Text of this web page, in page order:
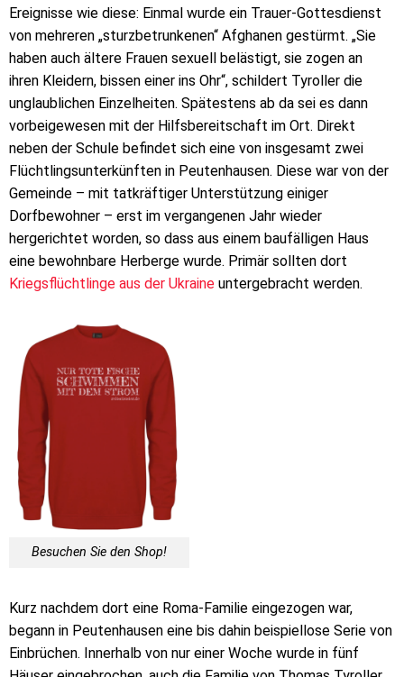
Ereignisse wie diese: Einmal wurde ein Trauer-Gottesdienst
von mehreren „sturzbetrunkenen“ Afghanen gestürmt. „Sie
haben auch ältere Frauen sexuell belästigt, sie zogen an
ihren Kleidern, bissen einer ins Ohr“, schildert Tyroller die
unglaublichen Einzelheiten. Spätestens ab da sei es dann
vorbeigewesen mit der Hilfsbereitschaft im Ort. Direkt
neben der Schule befindet sich eine von insgesamt zwei
Flüchtlingsunterkünften in Peutenhausen. Diese war von der
Gemeinde – mit tatkräftiger Unterstützung einiger
Dorfbewohner – erst im vergangenen Jahr wieder
hergerichtet worden, so dass aus einem baufälligen Haus
eine bewohnbare Herberge wurde. Primär sollten dort
Kriegsflüchtlinge aus der Ukraine untergebracht werden.
Besuchen Sie den Shop!
Kurz nachdem dort eine Roma-Familie eingezogen war,
begann in Peutenhausen eine bis dahin beispiellose Serie von
Einbrüchen. Innerhalb von nur einer Woche wurde in fünf